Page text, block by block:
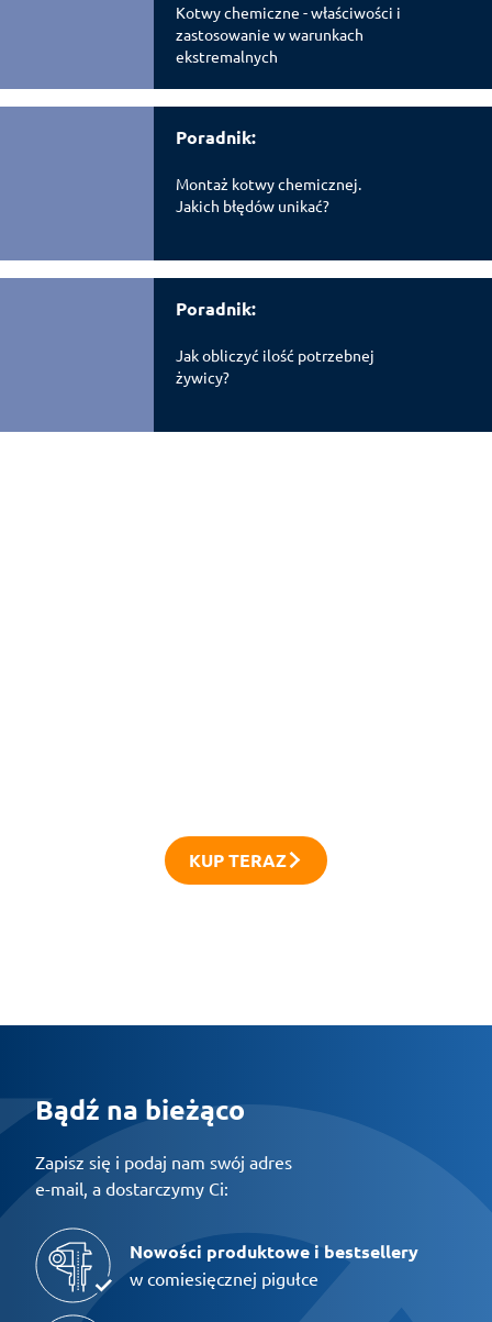
Kotwy chemiczne - właściwości i
zastosowanie w warunkach
ekstremalnych
Poradnik:
Montaż kotwy chemicznej.
Jakich błędów unikać?
Poradnik:
Jak obliczyć ilość potrzebnej
żywicy?
KUP TERAZ
Bądź na bieżąco
Zapisz się i podaj nam swój adres
e-mail, a dostarczymy Ci:
Nowości produktowe i bestsellery
w comiesięcznej pigułce